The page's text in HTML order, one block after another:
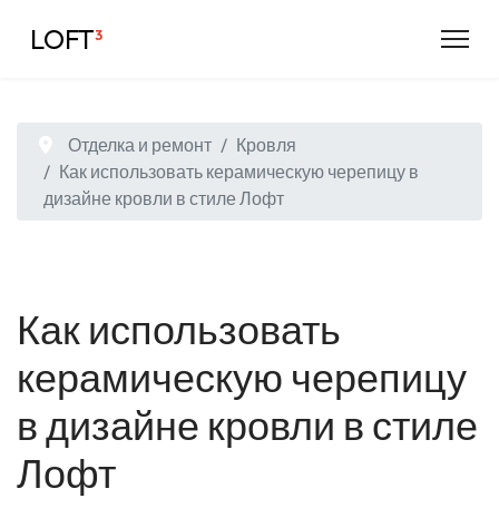
LOFT³
Отделка и ремонт
Кровля
Как использовать керамическую черепицу в
дизайне кровли в стиле Лофт
Как использовать
керамическую черепицу
в дизайне кровли в стиле
Лофт